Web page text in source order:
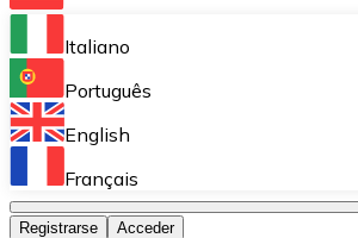
Bitnovo Ramp
Integra nuestra solución en tu
Bitnovo Giftcards
Bitnovo OTC
Italiano
Português
English
Français
Registrarse Acceder